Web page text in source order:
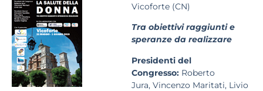
Vicoforte (CN)
Tra obiettivi raggiunti e
speranze da realizzare
Presidenti del
Congresso: Roberto
Jura, Vincenzo Maritati, Livio